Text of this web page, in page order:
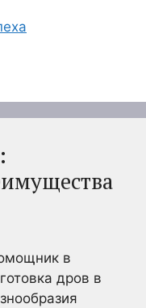
в
дров в